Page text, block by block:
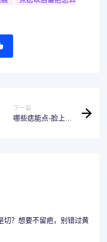
下一篇
哪些痣能点-脸上的
切？想要不留疤，别错过黄